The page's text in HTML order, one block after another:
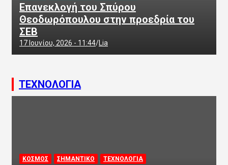
Επανεκλογή του Σπύρου
Θεοδωρόπουλου στην προεδρία του
ΣΕΒ
17 Ιουνίου, 2026 - 11:44 Lia
ΤΕΧΝΟΛΟΓΙΑ
ΚΟΣΜΟΣ ΣΗΜΑΝΤΙΚΟ ΤΕΧΝΟΛΟΓΙΑ